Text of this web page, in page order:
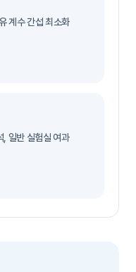
계수 간섭 최소화
, 일반 실험실 여과